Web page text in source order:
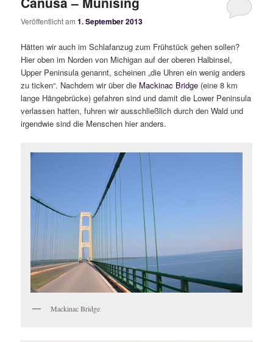
Veröffentlicht am1. September 2013
Hätten wir auch im Schlafanzug zum Frühstück gehen sollen?
Hier oben im Norden von Michigan auf der oberen Halbinsel,
Upper Peninsula genannt, scheinen „die Uhren ein wenig anders
zu ticken“. Nachdem wir über die Mackinac Bridge (eine 8 km
lange Hängebrücke) gefahren sind und damit die Lower Peninsula
verlassen hatten, fuhren wir ausschließlich durch den Wald und
irgendwie sind die Menschen hier anders.
Mackinac Bridge